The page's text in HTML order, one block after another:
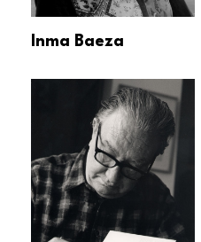
Inma Baeza